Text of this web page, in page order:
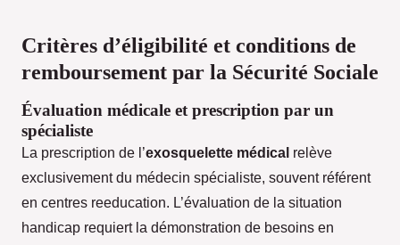
Critères d’éligibilité et conditions de
remboursement par la Sécurité Sociale
Évaluation médicale et prescription par un
spécialiste
La prescription de l’exosquelette médical relève
exclusivement du médecin spécialiste, souvent référent
en centres reeducation. L’évaluation de la situation
handicap requiert la démonstration de besoins en